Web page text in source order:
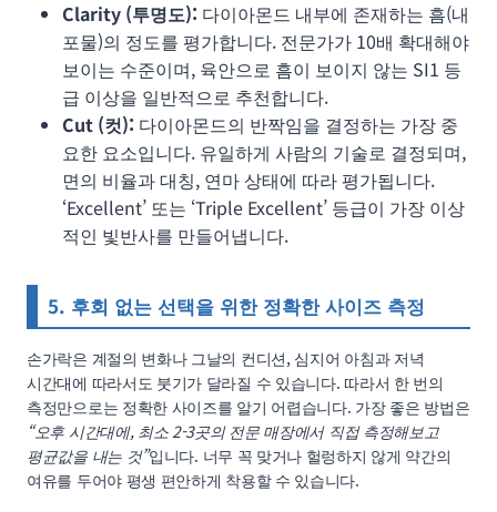
Clarity (투명도): 다이아몬드 내부에 존재하는 흠(내
포물)의 정도를 평가합니다. 전문가가 10배 확대해야
보이는 수준이며, 육안으로 흠이 보이지 않는 SI1 등
급 이상을 일반적으로 추천합니다.
Cut (컷): 다이아몬드의 반짝임을 결정하는 가장 중
요한 요소입니다. 유일하게 사람의 기술로 결정되며,
면의 비율과 대칭, 연마 상태에 따라 평가됩니다.
‘Excellent’ 또는 ‘Triple Excellent’ 등급이 가장 이상
적인 빛반사를 만들어냅니다.
5. 후회 없는 선택을 위한 정확한 사이즈 측정
손가락은 계절의 변화나 그날의 컨디션, 심지어 아침과 저녁
시간대에 따라서도 붓기가 달라질 수 있습니다. 따라서 한 번의
측정만으로는 정확한 사이즈를 알기 어렵습니다. 가장 좋은 방법은
“오후 시간대에, 최소 2-3곳의 전문 매장에서 직접 측정해보고
평균값을 내는 것”입니다. 너무 꼭 맞거나 헐렁하지 않게 약간의
여유를 두어야 평생 편안하게 착용할 수 있습니다.